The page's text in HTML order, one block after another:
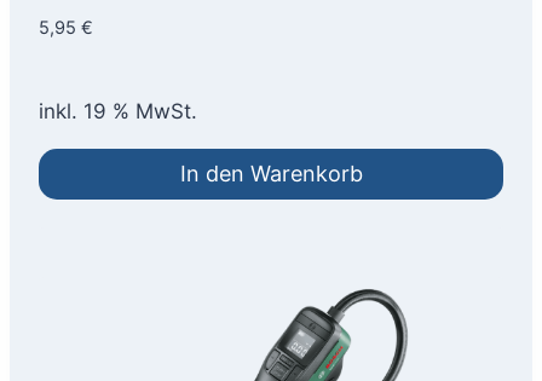
5,95 €
inkl. 19 % MwSt.
In den Warenkorb